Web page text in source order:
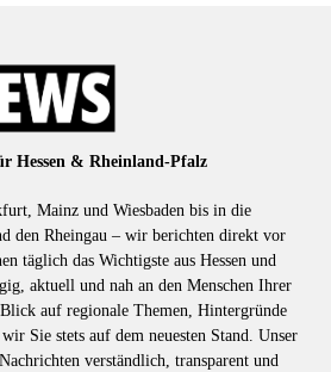
Hessen & Rheinland-Pfalz
Mainz und Wiesbaden bis in die
den Rheingau – wir berichten direkt vor
täglich das Wichtigste aus Hessen und
aktuell und nah an den Menschen Ihrer
auf regionale Themen, Hintergründe
Sie stets auf dem neuesten Stand. Unser
verständlich, transparent und